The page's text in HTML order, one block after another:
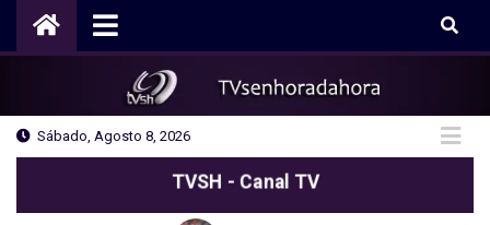
Sábado, Agosto 8, 2026
TVSH - Canal TV